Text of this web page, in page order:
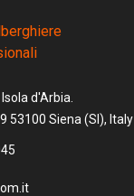
d'Arbia.
53100 Siena (SI), Italy